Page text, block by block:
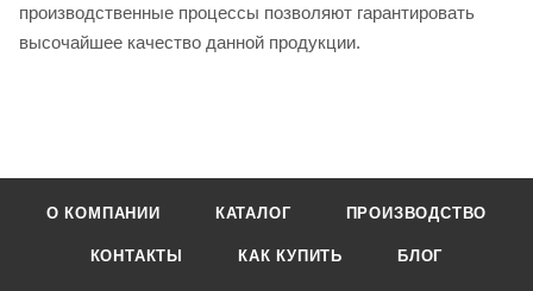
производственные процессы позволяют гарантировать
высочайшее качество данной продукции.
О КОМПАНИИ КАТАЛОГ ПРОИЗВОДСТВО
КОНТАКТЫ КАК КУПИТЬ БЛОГ